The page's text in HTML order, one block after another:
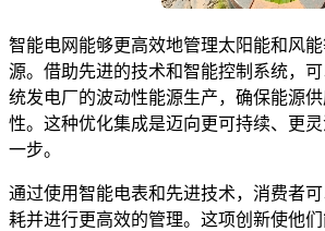
智能电网能够更高效地管理太阳能和风
源。借助先进的技术和智能控制系统，
统发电厂的波动性能源生产，确保能源
性。这种优化集成是迈向更可持续、更
一步。
通过使用智能电表和先进技术，消费者
耗并进行更高效的管理。这项创新使他